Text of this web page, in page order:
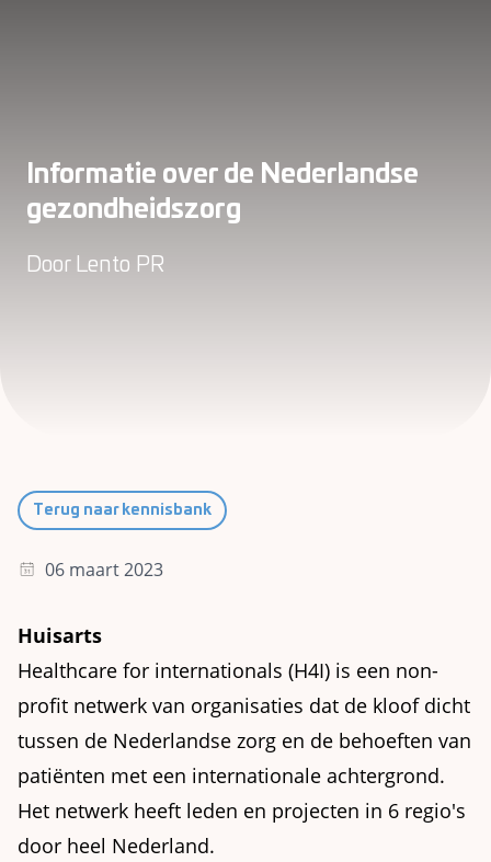
Informatie over de Nederlandse
gezondheidszorg
Door Lento PR
Terug naar kennisbank
06 maart 2023
Huisarts
Healthcare for internationals (H4I) is een non-
profit netwerk van organisaties dat de kloof dicht
tussen de Nederlandse zorg en de behoeften van
patiënten met een internationale achtergrond.
Het netwerk heeft leden en projecten in 6 regio's
door heel Nederland.